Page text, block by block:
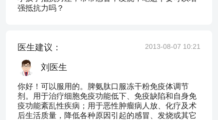
强抵抗力吗？
医生建议： 2013-08-07 10:21
刘医生
你好！可以服用的。脾氨肽口服冻干粉免疫体调节
剂。用于治疗细胞免疫功能低下、免疫缺陷和自身免
疫功能紊乱性疾病；用于恶性肿瘤病人放、化疗及术
后生活质量，降低各种原因引起的感冒、发烧或其它